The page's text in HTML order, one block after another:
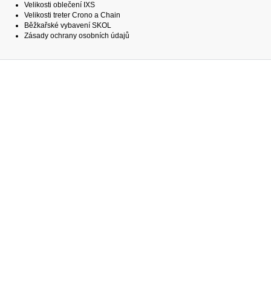
Velikosti oblečení IXS
Velikosti treter Crono a Chain
Běžkařské vybavení SKOL
Zásady ochrany osobních údajů